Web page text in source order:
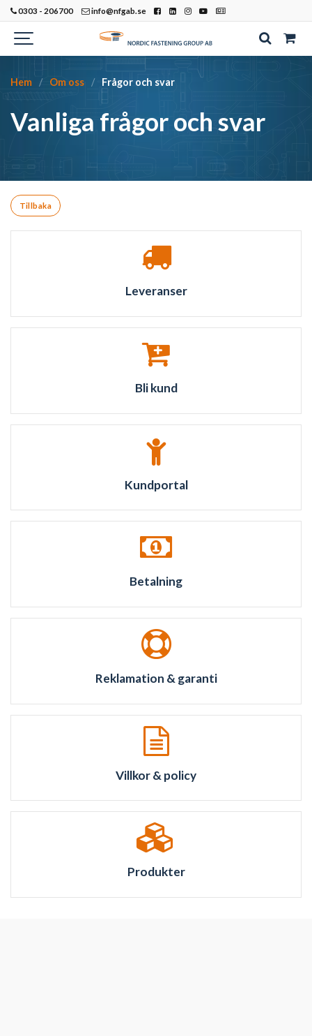
0303 - 206700 info@nfgab.se
Hem Om oss Frågor och svar
Vanliga frågor och svar
Tillbaka
Leveranser
Bli kund
Kundportal
Betalning
Reklamation & garanti
Villkor & policy
Produkter